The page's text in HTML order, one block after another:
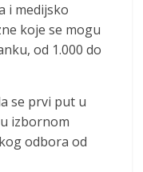
i medijsko
koje se mogu
od 1.000 do
se prvi put u
izbornom
odbora od